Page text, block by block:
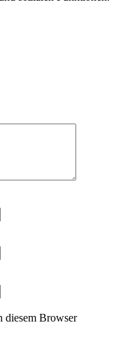
diesem Browser